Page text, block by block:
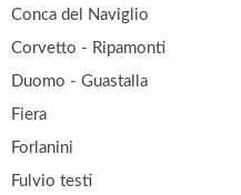
Conca del Naviglio
Corvetto - Ripamonti
Duomo - Guastalla
Fiera
Forlanini
Fulvio testi